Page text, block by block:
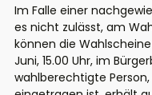
Im Falle einer
es nicht zulässt, am
können die
Juni, 15.00 Uhr, im
wahlberechtigte